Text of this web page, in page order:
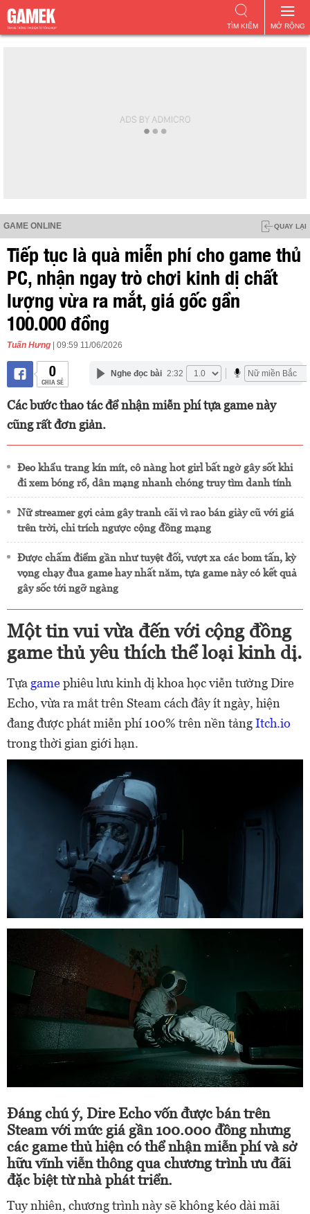
MỞ RỘNG
TÌM KIẾM
GAME ONLINE QUAY LẠI
Tiếp tục là quà miễn phí cho game thủ
PC, nhận ngay trò chơi kinh dị chất
lượng vừa ra mắt, giá gốc gần
100.000 đồng
Tuấn Hưng | 09:59 11/06/2026
0
CHIA SẺ
Nghe đọc bài 2:32
Các bước thao tác để nhận miễn phí tựa game này
cũng rất đơn giản.
Đeo khẩu trang kín mít, cô nàng hot girl bất ngờ gây sốt khi
đi xem bóng rổ, dân mạng nhanh chóng truy tìm danh tính
Nữ streamer gợi cảm gây tranh cãi vì rao bán giày cũ với giá
trên trời, chỉ trích ngược cộng đồng mạng
Được chấm điểm gần như tuyệt đối, vượt xa các bom tấn, kỳ
vọng chạy đua game hay nhất năm, tựa game này có kết quả
gây sốc tới ngỡ ngàng
Một tin vui vừa đến với cộng đồng
game thủ yêu thích thể loại kinh dị.
Tựa gamephiêu lưu kinh dị khoa học viễn tưởng Dire
Echo, vừa ra mắt trên Steam cách đây ít ngày, hiện
đang được phát miễn phí 100% trên nền tảngItch.io
trong thời gian giới hạn.
Đáng chú ý, Dire Echo vốn được bán trên
Steam với mức giá gần 100.000 đồng nhưng
các game thủ hiện có thể nhận miễn phí và sở
hữu vĩnh viễn thông qua chương trình ưu đãi
đặc biệt từ nhà phát triển.
Tuy nhiên, chương trình này sẽ không kéo dài mãi